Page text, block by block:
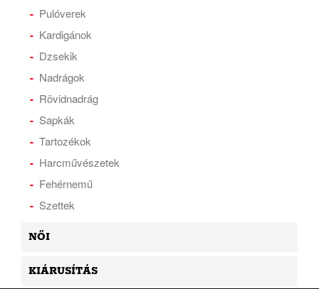
Pulóverek
Kardigánok
Dzsekik
Nadrágok
Rövidnadrág
Sapkák
Tartozékok
Harcművészetek
Fehérnemű
Szettek
NŐI
KIÁRUSÍTÁS